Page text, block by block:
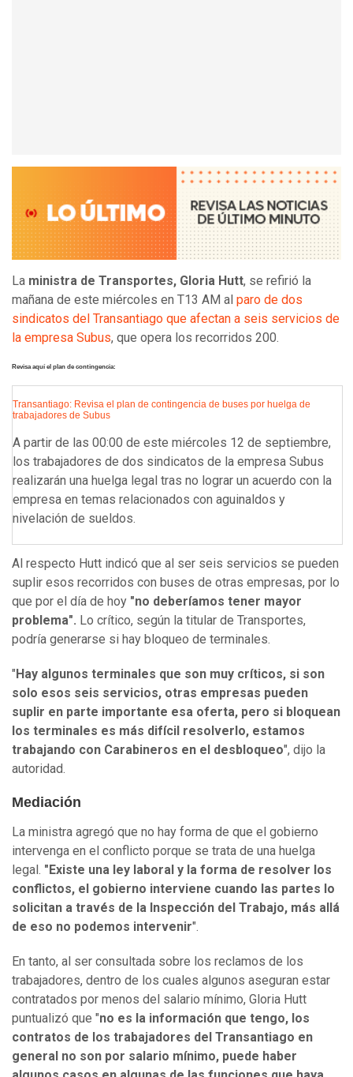
La ministra de Transportes, Gloria Hutt, se refirió la
mañana de este miércoles en T13 AM al paro de dos
sindicatos del Transantiago que afectan a seis servicios de
la empresa Subus, que opera los recorridos 200.
Revisa aquí el plan de contingencia:
Transantiago: Revisa el plan de contingencia de buses por huelga de
trabajadores de Subus
A partir de las 00:00 de este miércoles 12 de septiembre,
los trabajadores de dos sindicatos de la empresa Subus
realizarán una huelga legal tras no lograr un acuerdo con la
empresa en temas relacionados con aguinaldos y
nivelación de sueldos.
Al respecto Hutt indicó que al ser seis servicios se pueden
suplir esos recorridos con buses de otras empresas, por lo
que por el día de hoy "no deberíamos tener mayor
problema". Lo crítico, según la titular de Transportes,
podría generarse si hay bloqueo de terminales.
"Hay algunos terminales que son muy críticos, si son
solo esos seis servicios, otras empresas pueden
suplir en parte importante esa oferta, pero si bloquean
los terminales es más difícil resolverlo, estamos
trabajando con Carabineros en el desbloqueo", dijo la
autoridad.
Mediación
La ministra agregó que no hay forma de que el gobierno
intervenga en el conflicto porque se trata de una huelga
legal. "Existe una ley laboral y la forma de resolver los
conflictos, el gobierno interviene cuando las partes lo
solicitan a través de la Inspección del Trabajo, más allá
de eso no podemos intervenir".
En tanto, al ser consultada sobre los reclamos de los
trabajadores, dentro de los cuales algunos aseguran estar
contratados por menos del salario mínimo, Gloria Hutt
puntualizó que "no es la información que tengo, los
contratos de los trabajadores del Transantiago en
general no son por salario mínimo, puede haber